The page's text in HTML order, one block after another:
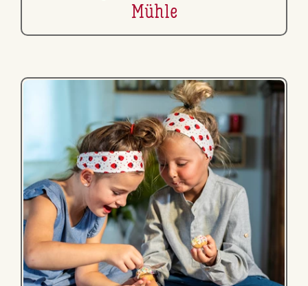
Mühle